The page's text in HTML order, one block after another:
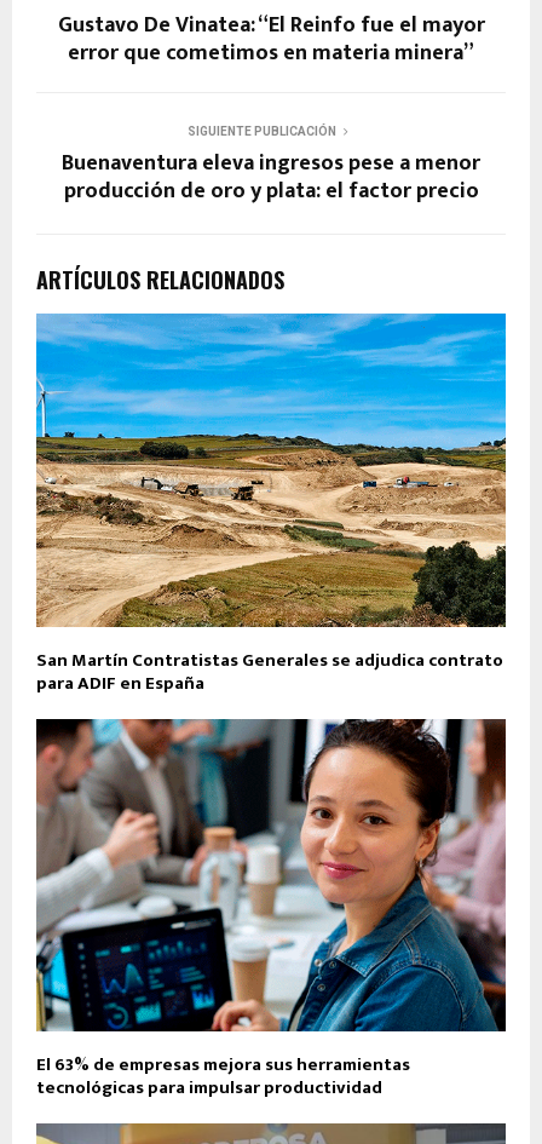
Gustavo De Vinatea: “El Reinfo fue el mayor
error que cometimos en materia minera”
SIGUIENTE PUBLICACIÓN
Buenaventura eleva ingresos pese a menor
producción de oro y plata: el factor precio
ARTÍCULOS RELACIONADOS
San Martín Contratistas Generales se adjudica contrato
para ADIF en España
El 63% de empresas mejora sus herramientas
tecnológicas para impulsar productividad